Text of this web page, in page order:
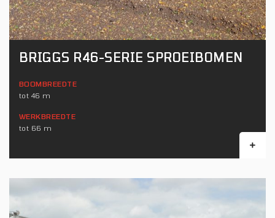
BRIGGS R46-SERIE SPROEIBOMEN
BOOMBREEDTE
tot 46 m
WERKBREEDTE
tot 66 m